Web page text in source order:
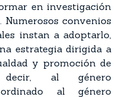
en investigación
convenios
instan a adoptarlo,
estrategia dirigida a
y promoción de
al género
al género